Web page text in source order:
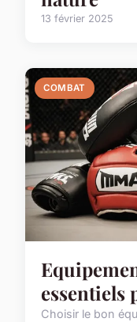
13 février 2025
COMBAT
essentiels
Choisir le bon